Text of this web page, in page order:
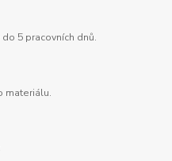
5 pracovních dnů.
materiálu.